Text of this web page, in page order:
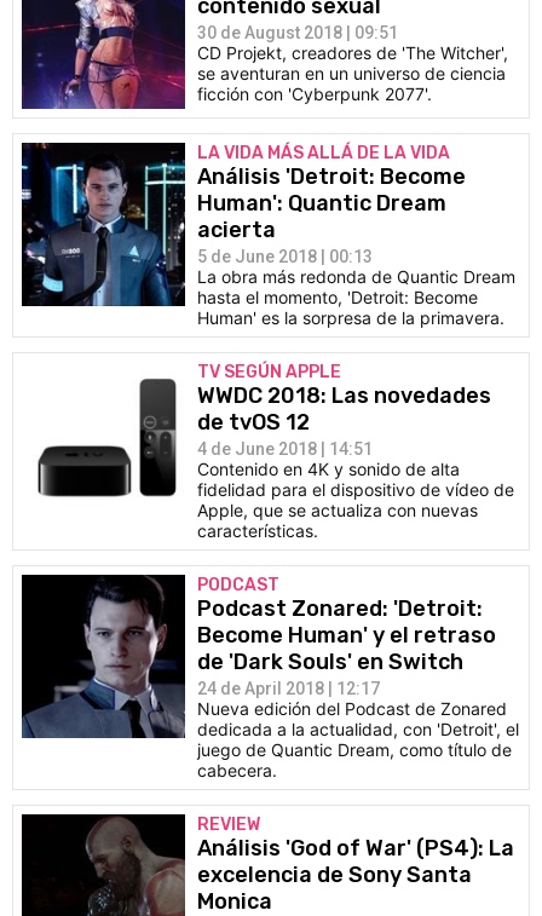
CÓMICS
MANGA
contenido sexual
30 de August 2018 | 09:51
CD Projekt, creadores de 'The Witcher',
se aventuran en un universo de ciencia
ficción con 'Cyberpunk 2077'.
LA VIDA MÁS ALLÁ DE LA VIDA
Análisis 'Detroit: Become
Human': Quantic Dream
acierta
5 de June 2018 | 00:13
La obra más redonda de Quantic Dream
hasta el momento, 'Detroit: Become
Human' es la sorpresa de la primavera.
TV SEGÚN APPLE
WWDC 2018: Las novedades
de tvOS 12
4 de June 2018 | 14:51
Contenido en 4K y sonido de alta
fidelidad para el dispositivo de vídeo de
Apple, que se actualiza con nuevas
características.
PODCAST
Podcast Zonared: 'Detroit:
Become Human' y el retraso
de 'Dark Souls' en Switch
24 de April 2018 | 12:17
Nueva edición del Podcast de Zonared
dedicada a la actualidad, con 'Detroit', el
juego de Quantic Dream, como título de
cabecera.
REVIEW
Análisis 'God of War' (PS4): La
excelencia de Sony Santa
Monica